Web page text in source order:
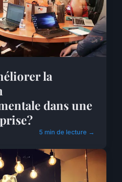
la
dans une
5 min de lecture →